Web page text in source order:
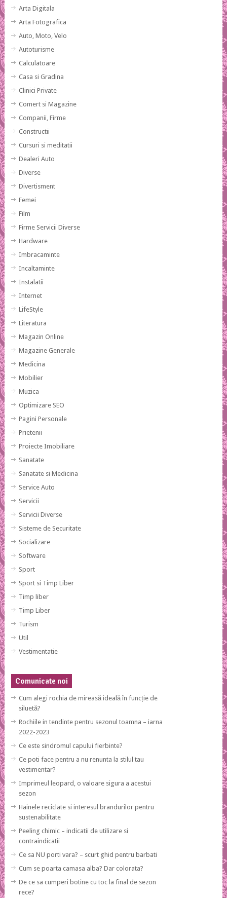
Arta Digitala
Arta Fotografica
Auto, Moto, Velo
Autoturisme
Calculatoare
Casa si Gradina
Clinici Private
Comert si Magazine
Companii, Firme
Constructii
Cursuri si meditatii
Dealeri Auto
Diverse
Divertisment
Femei
Film
Firme Servicii Diverse
Hardware
Imbracaminte
Incaltaminte
Instalatii
Internet
LifeStyle
Literatura
Magazin Online
Magazine Generale
Medicina
Mobilier
Muzica
Optimizare SEO
Pagini Personale
Prietenii
Proiecte Imobiliare
Sanatate
Sanatate si Medicina
Service Auto
Servicii
Servicii Diverse
Sisteme de Securitate
Socializare
Software
Sport
Sport si Timp Liber
Timp liber
Timp Liber
Turism
Util
Vestimentatie
Comunicate noi
Cum alegi rochia de mireasă ideală în funcție de
siluetă?
Rochiile in tendinte pentru sezonul toamna – iarna
2022-2023
Ce este sindromul capului fierbinte?
Ce poti face pentru a nu renunta la stilul tau
vestimentar?
Imprimeul leopard, o valoare sigura a acestui
sezon
Hainele reciclate si interesul brandurilor pentru
sustenabilitate
Peeling chimic – indicatii de utilizare si
contraindicatii
Ce sa NU porti vara? – scurt ghid pentru barbati
Cum se poarta camasa alba? Dar colorata?
De ce sa cumperi botine cu toc la final de sezon
rece?